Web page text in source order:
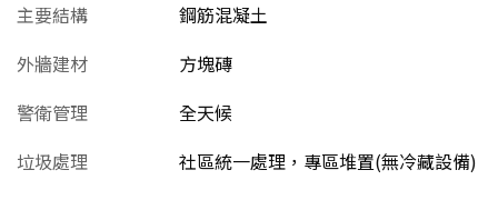
主要結構
鋼筋混凝土
外牆建材
方塊磚
警衛管理
全天候
垃圾處理
社區統一處理，專區堆置(無冷藏設備)